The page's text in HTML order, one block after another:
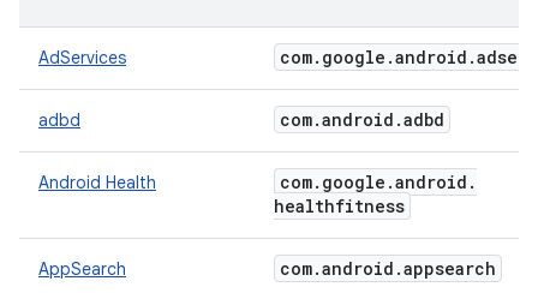
AdServices com. google .android .
adbd com.android .adbd
Android Health com. google .android .
healthfitness
AppSearch com.android .appsearch